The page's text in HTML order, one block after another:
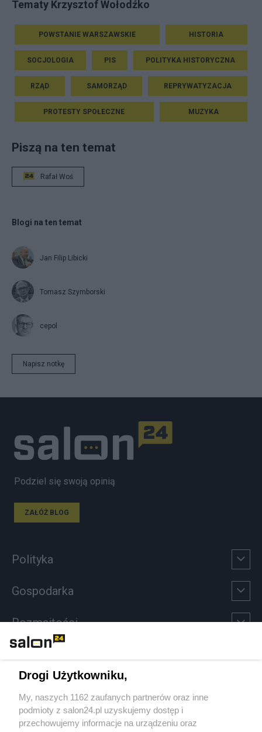
Tematy Krzysztof Wołodźko
POWSTANIE WARSZAWSKIE HISTORIA
SOCJOLOGIA PIS POLITYKA HISTORYCZNA
RZĄD SAMORZĄD REPRYWATYZACJA
PROTESTY SPOŁECZNE MUZYKA
Piszą na ten temat
Rafał Woś
Blogi na ten temat
Jan Filip Libicki
Tomasz Szymborski
cepol
Napisz notkę
Podziel się swoją opinią
ZAŁÓŻ BLOG
Polityka
Gospodarka
Rozmaitości
Sport
Społeczeństwo
Drogi Użytkowniku,
My, naszych 1162 zaufanych partnerów oraz inne
podmioty z salon24.pl uzyskujemy dostęp i
przechowujemy informacje na urządzeniu oraz